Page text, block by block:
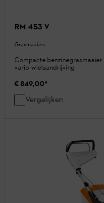
RM 453 V
Grasmaaiers
Compacte
vario-wielaandrijving
€ 849,00*
Vergelijken